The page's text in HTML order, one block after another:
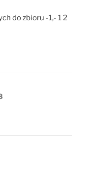
do zbioru -1,- 1 2